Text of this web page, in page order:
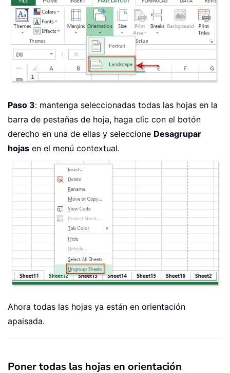
Paso 3: mantenga seleccionadas todas las hojas en la
barra de pestañas de hoja, haga clic con el botón
derecho en una de ellas y seleccione Desagrupar
hojas en el menú contextual.
Ahora todas las hojas ya están en orientación
apaisada.
Poner todas las hojas en orientación